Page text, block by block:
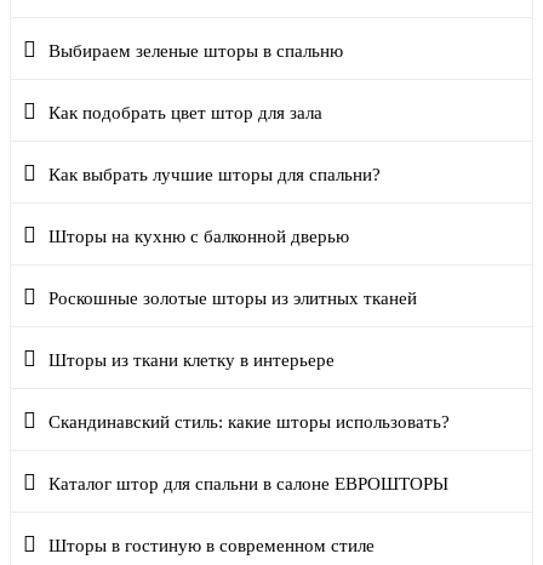
Выбираем зеленые шторы в спальню
Как подобрать цвет штор для зала
Как выбрать лучшие шторы для спальни?
Шторы на кухню с балконной дверью
Роскошные золотые шторы из элитных тканей
Шторы из ткани клетку в интерьере
Скандинавский стиль: какие шторы использовать?
Каталог штор для спальни в салоне ЕВРОШТОРЫ
Шторы в гостиную в современном стиле